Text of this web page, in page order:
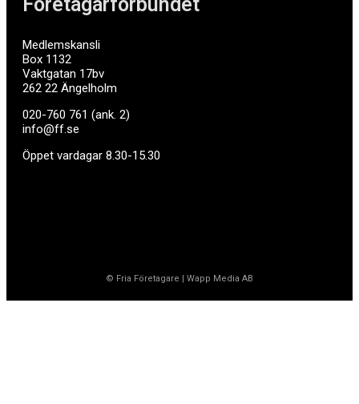
Medlemskansli
Box 1132
Vaktgatan 17bv
262 22 Ängelholm
020-760 761 (ank. 2)
info@ff.se
Öppet vardagar 8.30-15.30
© Fria Företagare Wapp Media AB